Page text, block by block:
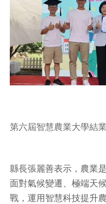
第六屆智慧農業大學結
縣長張麗善表示，農業
面對氣候變遷、極端天
戰，運用智慧科技提升